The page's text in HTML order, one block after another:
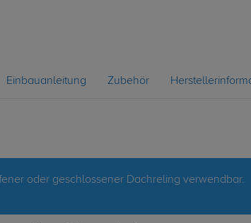
Einbauanleitung Zubehör
oder geschlossener Dachreling verwendbar.